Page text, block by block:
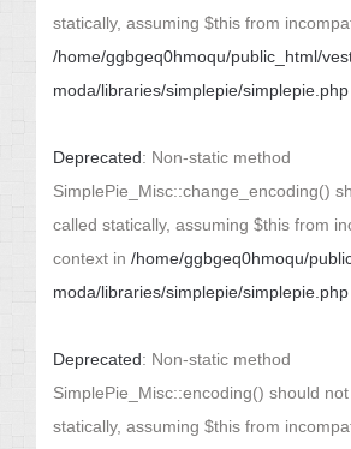
statically, assuming $this from
/home/ggbgeq0hmoqu/public_html/
moda/libraries/simplepie/simplepie.php
Deprecated: Non-static method
SimplePie_Misc::change_encoding()
called statically, assuming $this from
context in /home/ggbgeq0hmoqu/
moda/libraries/simplepie/simplepie.php
Deprecated: Non-static method
SimplePie_Misc::encoding() should
statically, assuming $this from